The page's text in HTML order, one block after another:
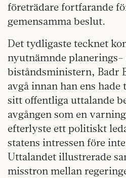
företrädare fortfarande
gemensamma beslut.
Det tydligaste tecknet
nyutnämnde planerings-
biståndsministern, Badr
avgå innan han ens
sitt offentliga uttalande
avgången som en
efterlyste ett politiskt
statens intressen före
Uttalandet illustrerade
misstron mellan